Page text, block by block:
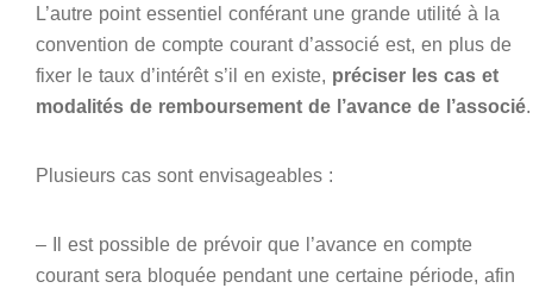
L’autre point essentiel conférant une grande utilité à la
convention de compte courant d’associé est, en plus de
fixer le taux d’intérêt s’il en existe, préciser les cas et
modalités de remboursement de l’avance de l’associé.
Plusieurs cas sont envisageables :
– Il est possible de prévoir que l’avance en compte
courant sera bloquée pendant une certaine période, afin